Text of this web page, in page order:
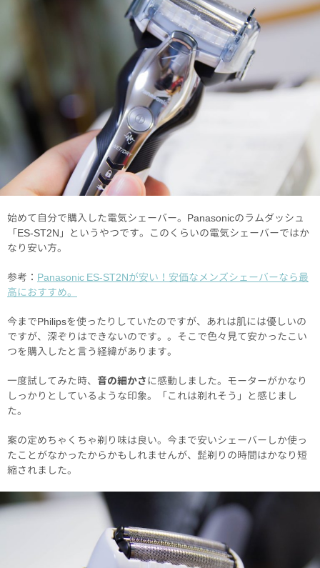
始めて自分で購入した電気シェーバー。Panasonicのラムダッシュ
「ES-ST2N」というやつです。このくらいの電気シェーバーではか
なり安い方。
参考： Panasonic ES-ST2Nが安い！安価なメンズシェーバーなら最
高におすすめ。
今までPhilipsを使ったりしていたのですが、あれは肌には優しいの
ですが、深ぞりはできないのです。。そこで色々見て安かったこい
つを購入したと言う経緯があります。
一度試してみた時、 音の細かさに感動しました。モーターがかなり
しっかりとしているような印象。「これは剃れそう」と感じまし
た。
案の定めちゃくちゃ剃り味は良い。今まで安いシェーバーしか使っ
たことがなかったからかもしれませんが、髭剃りの時間はかなり短
縮されました。